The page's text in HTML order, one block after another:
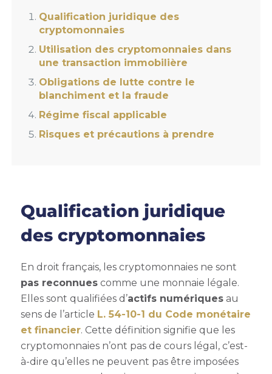
Qualification juridique des
cryptomonnaies
Utilisation des cryptomonnaies dans
une transaction immobilière
Obligations de lutte contre le
blanchiment et la fraude
Régime fiscal applicable
Risques et précautions à prendre
Qualification juridique
des cryptomonnaies
En droit français, les cryptomonnaies ne sont
pas reconnuescomme une monnaie légale.
Elles sont qualifiées d’actifs numériquesau
sens de l’article L. 54-10-1 du Code monétaire
et financier. Cette définition signifie que les
cryptomonnaies n’ont pas de cours légal, c’est-
à-dire qu’elles ne peuvent pas être imposées